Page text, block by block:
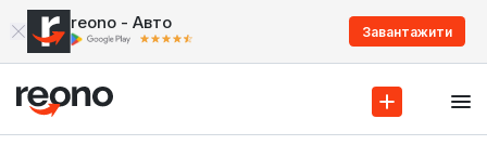
reono - Авто Завантажити